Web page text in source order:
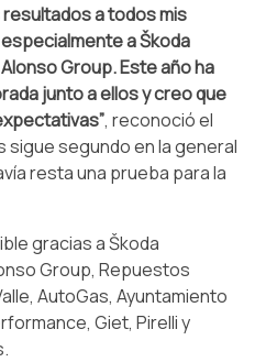
a todos mis
a Škoda
Group. Este año ha
junto a ellos y creo que
, reconoció el
sigue segundo en la general
resta una prueba para la
gracias a Škoda
Group, Repuestos
AutoGas, Ayuntamiento
Giet, Pirelli y